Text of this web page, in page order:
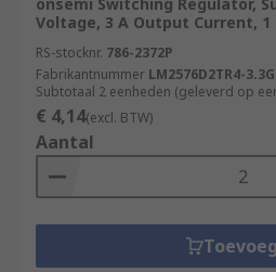
Voltage, 3 A Output Current,
RS-stocknr. 786-2372P
Fabrikantnummer LM2576D2TR4-3.3G
Subtotaal 2 eenheden (geleverd op
€ 4,14(excl. BTW)
Aantal